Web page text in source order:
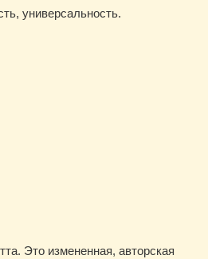
универсальность.
Это измененная, авторская